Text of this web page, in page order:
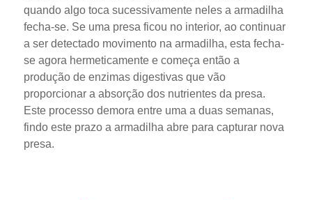
quando algo toca sucessivamente neles a armadilha
fecha-se. Se uma presa ficou no interior, ao continuar
a ser detectado movimento na armadilha, esta fecha-
se agora hermeticamente e começa então a
produção de enzimas digestivas que vão
proporcionar a absorção dos nutrientes da presa.
Este processo demora entre uma a duas semanas,
findo este prazo a armadilha abre para capturar nova
presa.